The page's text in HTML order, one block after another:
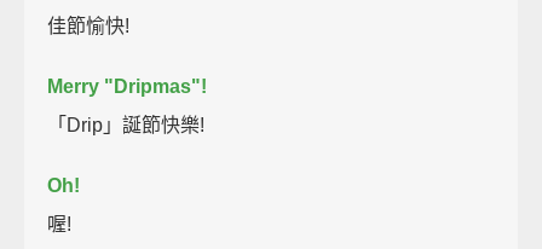
佳節愉快!
Merry "Dripmas"!
「Drip」誕節快樂!
Oh!
喔!